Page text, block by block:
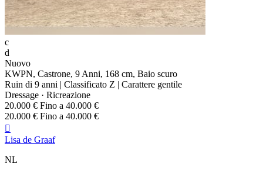
c
d
Nuovo
KWPN, Castrone, 9 Anni, 168 cm, Baio scuro
Ruin di 9 anni | Classificato Z | Carattere gentile
Dressage · Ricreazione
20.000 € Fino a 40.000 €
20.000 € Fino a 40.000 €

Lisa de Graaf
NL